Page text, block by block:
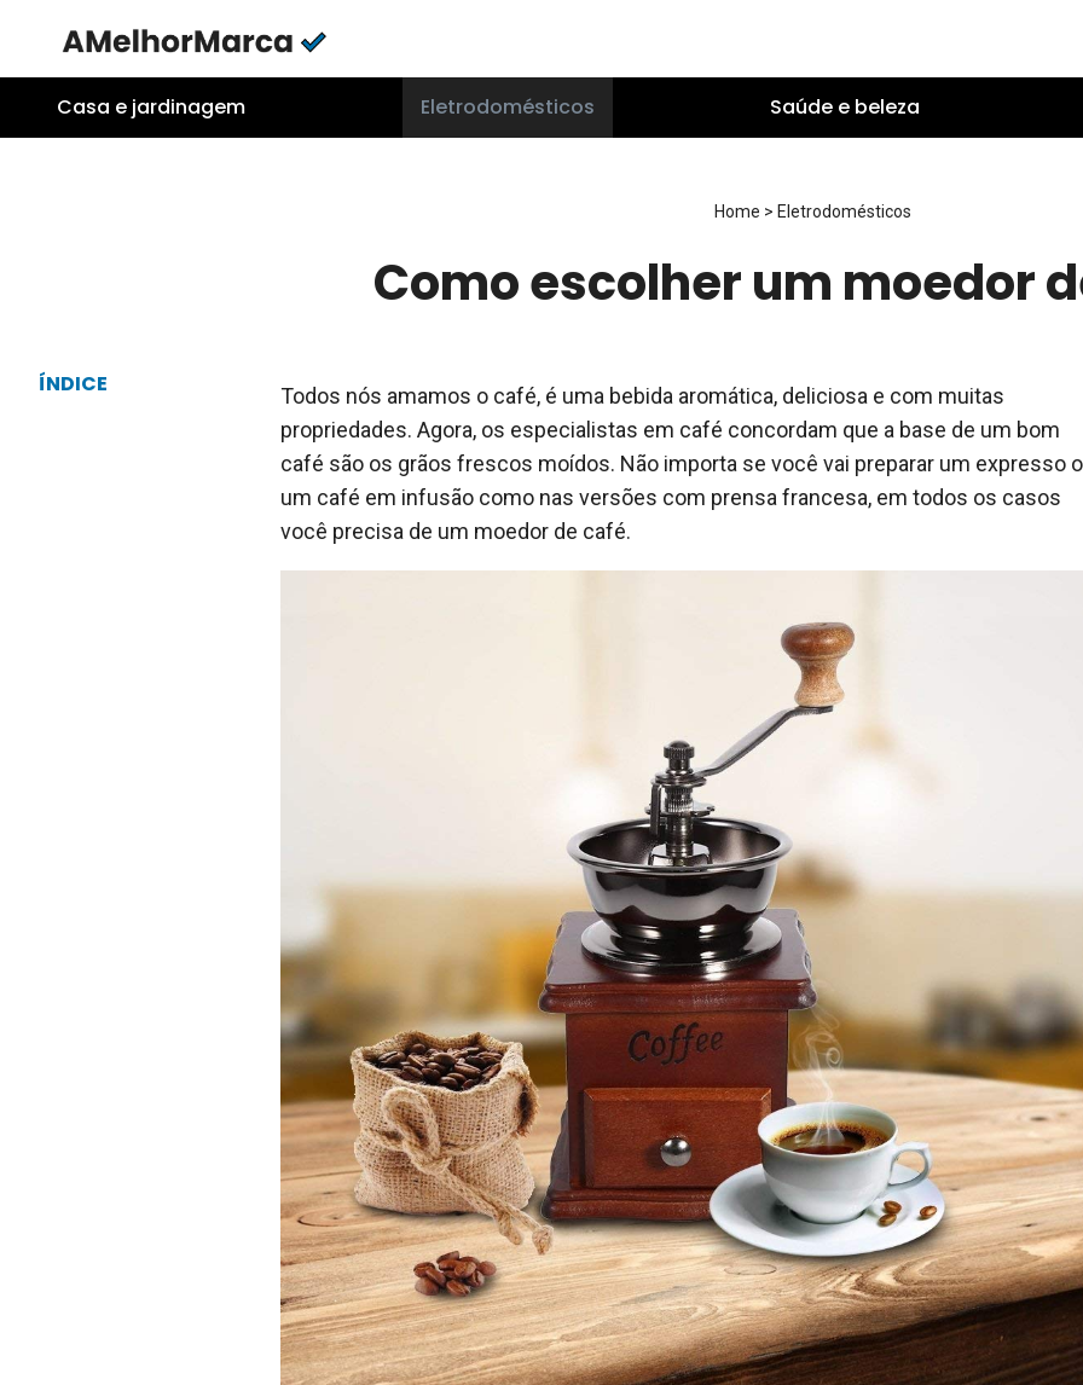
content
Casa e jardinagem Eletrodomésticos Saúde e beleza
Home > Eletrodomésticos
Como escolher um moedor
ÍNDICE
Todos nós amamos o café, é uma bebida aromática, deliciosa e com muitas
propriedades. Agora, os especialistas em café concordam que a base de um bom
café são os grãos frescos moídos. Não importa se você vai preparar um expresso
um café em infusão como nas versões com prensa francesa, em todos os casos
você precisa de um moedor de café.